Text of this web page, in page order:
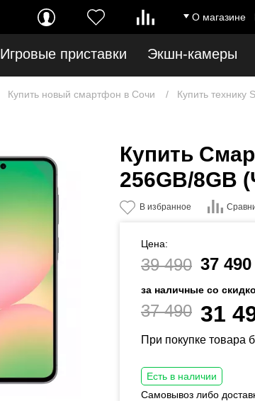
О магазине
Игровые приставки Экшн-камеры
Купить новый смартфон в Сочи Купить технику
Купить
256GB/8GB
В избранное
Цена:
39 490 37 490
за наличные со
37 490 31
При покупке товара
Есть в наличии
Самовывоз либо